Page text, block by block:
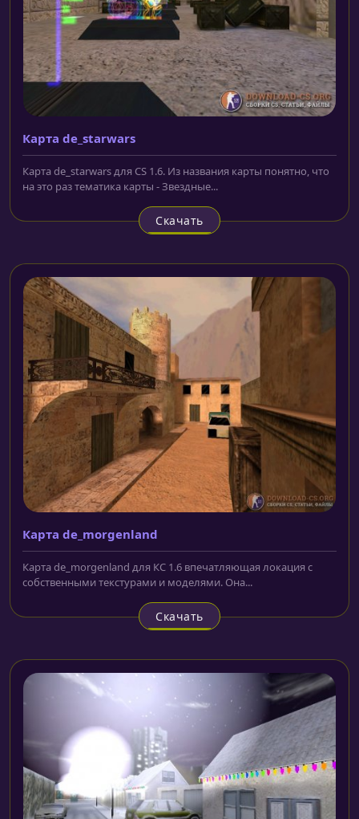
Карта de_starwars
Карта de_starwars для CS 1.6. Из названия карты понятно, что
на это раз тематика карты - Звездные...
Скачать
Карта de_morgenland
Карта de_morgenland для КС 1.6 впечатляющая локация с
собственными текстурами и моделями. Она...
Скачать